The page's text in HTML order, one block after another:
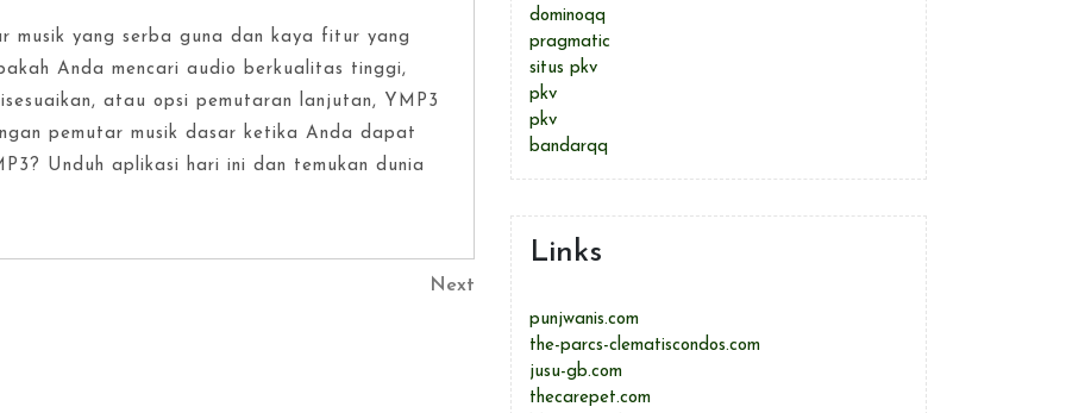
musik yang serba guna dan kaya fitur yang
Anda mencari audio berkualitas tinggi,
atau opsi pemutaran lanjutan, YMP3
pemutar musik dasar ketika Anda dapat
Unduh aplikasi hari ini dan temukan dunia
Next
Next
dominoqq
pragmatic
situs pkv
pkv
pkv
bandarqq
Links
punjwanis.com
the-parcs-clematiscondos.com
jusu-gb.com
thecarepet.com